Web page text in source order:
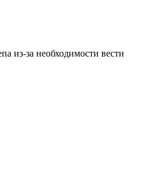
из-за необходимости вести